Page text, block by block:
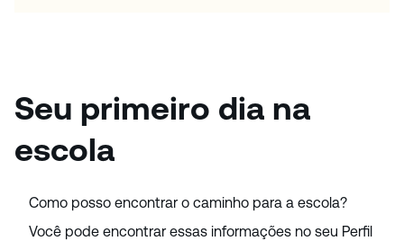
Seu primeiro dia na
escola
Como posso encontrar o caminho para a escola?
Você pode encontrar essas informações no seu Perfil